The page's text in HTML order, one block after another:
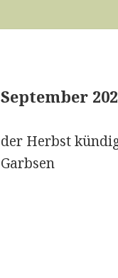
September
der Herbst
Garbsen